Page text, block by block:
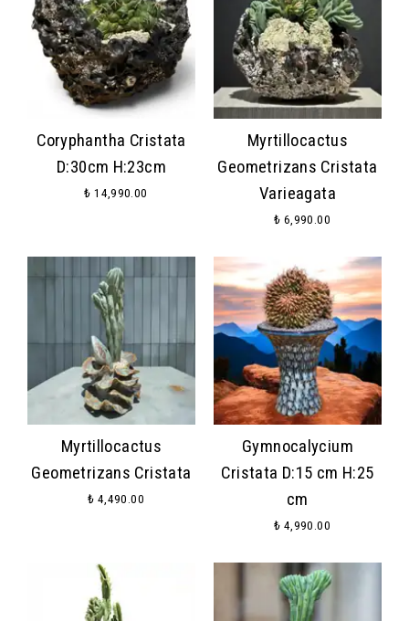
Coryphantha Cristata
D:30cm H:23cm
₺ 14,990.00
Myrtillocactus
Geometrizans Cristata
Varieagata
₺ 6,990.00
Myrtillocactus
Geometrizans Cristata
₺ 4,490.00
Gymnocalycium
Cristata D:15 cm H:25
cm
₺ 4,990.00